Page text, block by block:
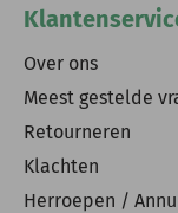
Over ons
Meest gestelde
Retourneren
Klachten
Herroepen /